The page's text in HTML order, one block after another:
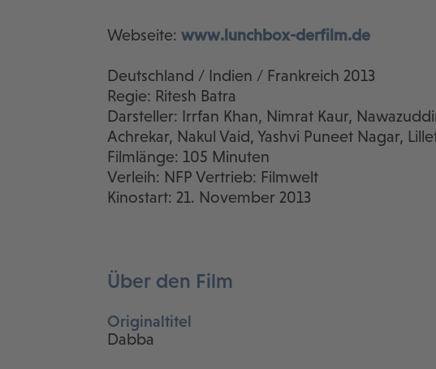
Webseite: www.lunchbox-derfilm.de
Deutschland / Indien / Frankreich 2013
Regie: Ritesh Batra
Darsteller: Irrfan Khan, Nimrat Kaur,
Achrekar, Nakul Vaid, Yashvi Puneet Nagar,
Filmlänge: 105 Minuten
Verleih: NFP Vertrieb: Filmwelt
Kinostart: 21. November 2013
Über den Film
Originaltitel
Dabba